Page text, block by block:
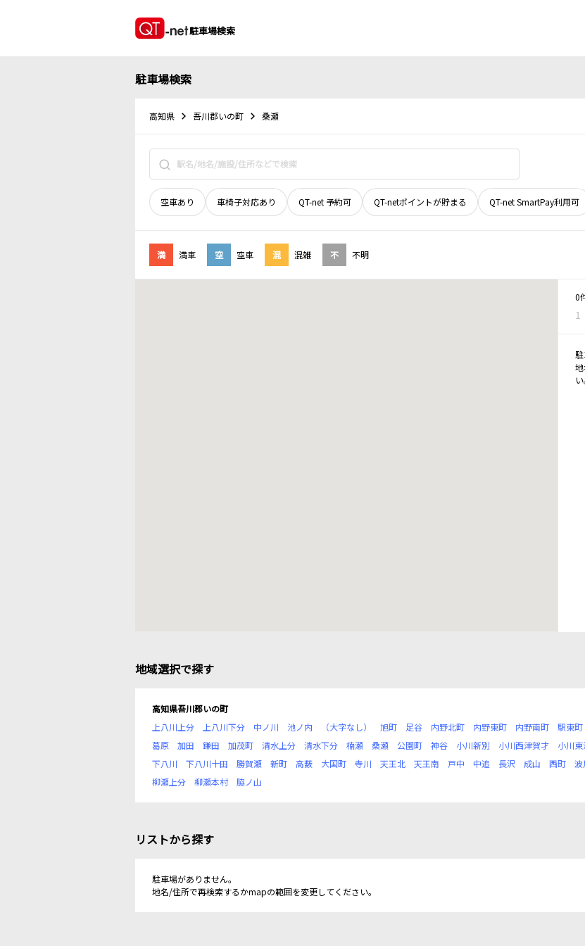
駐車場検索
駐車場検索
高知県 吾川郡いの町 桑瀬
空車あり 車椅子対応あり QT-net 予約可 QT-netポイントが貯まる QT-net SmartPay利用可
満 満車 空 空車 混 混雑 不 不明
0
1
駐
い
地域選択で探す
高知県吾川郡いの町
上八川上分
上八川下分 中ノ川 池ノ内 （大字なし） 旭町 足谷 内野北町 内野東町 内野南町 駅東町
葛原
加田 鎌田 加茂町 清水上分 清水下分 楠瀬 桑瀬 公園町 神谷 小川新別 小川西津賀才 小川
下八川
下八川十田 勝賀瀬 新町 高薮 大国町 寺川 天王北 天王南 戸中 中追 長沢 成山 西町 波
柳瀬上分
柳瀬本村 脇ノ山
リストから探す
駐車場がありません。
地名/住所で再検索するかmapの範囲を変更してください。